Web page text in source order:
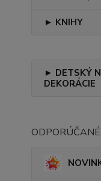
► KNIHY
► DETSKÝ
DEKORÁCIE